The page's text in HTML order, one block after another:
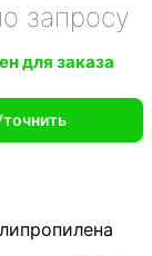
запросу
для заказа